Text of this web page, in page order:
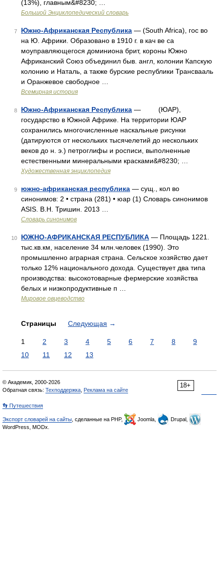
(13%), главным&#8230; …
Большой Энциклопедический словарь
7 Южно-Африканская Республика — (South Africa), гос во
на Ю. Африки. Образовано в 1910 г. в кач ве са
моуправляющегося доминиона брит, короны Южно
Африканский Союз объединил быв. англ, колонии Капскую
колонию и Наталь, а также бурские республики Трансвааль
и Оранжевое свободное …
Всемирная история
8 Южно-Африканская Республика — (ЮАР),
государство в Южной Африке. На территории ЮАР
сохранились многочисленные наскальные рисунки
(датируются от нескольких тысячелетий до нескольких
веков до н. э.) петроглифы и росписи, выполненные
естественными минеральными красками&#8230; …
Художественная энциклопедия
9 южно-африканская республика — сущ., кол во
синонимов: 2 • страна (281) • юар (1) Словарь синонимов
ASIS. В.Н. Тришин. 2013 …
Словарь синонимов
10 ЮЖНО-АФРИКАНСКАЯ РЕСПУБЛИКА — Площадь 1221.
тыс.кв.км, население 34 млн.человек (1990). Это
промышленно аграрная страна. Сельское хозяйство дает
только 12% национального дохода. Существует два типа
производства: высокотоварные фермерские хозяйства
белых и низкопродуктивные п …
Мировое овцеводство
Страницы Следующая →
1 2 3 4 5 6 7 8
9
10
11 12 13
18+
© Академик, 2000-2026
Обратная связь: Техподдержка Реклама на сайте
👣 Путешествия
Экспорт словарей на сайты , сделанные на PHP, Joomla,
Drupal,
WordPress, MODx.